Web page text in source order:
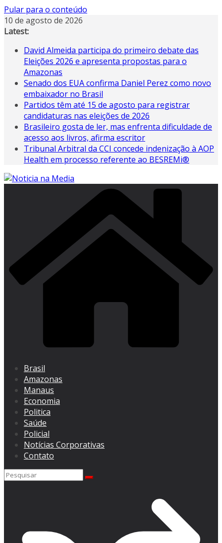
Pular para o conteúdo
10 de agosto de 2026
Latest:
David Almeida participa do primeiro debate das
Eleições 2026 e apresenta propostas para o
Amazonas
Senado dos EUA confirma Daniel Perez como novo
embaixador no Brasil
Partidos têm até 15 de agosto para registrar
candidaturas nas eleições de 2026
Brasileiro gosta de ler, mas enfrenta dificuldade de
acesso aos livros, afirma escritor
Tribunal Arbitral da CCI concede indenização à AOP
Health em processo referente ao BESREMi®
Brasil
Amazonas
Manaus
Economia
Politica
Saúde
Policial
Notícias Corporativas
Contato